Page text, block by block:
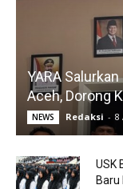
YARA
Aceh, Dorong
NEWS Redaksi - 8
USK
Baru